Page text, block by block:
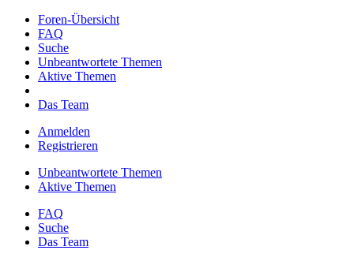
Foren-Übersicht
FAQ
Suche
Unbeantwortete Themen
Aktive Themen
Das Team
Anmelden
Registrieren
Unbeantwortete Themen
Aktive Themen
FAQ
Suche
Das Team